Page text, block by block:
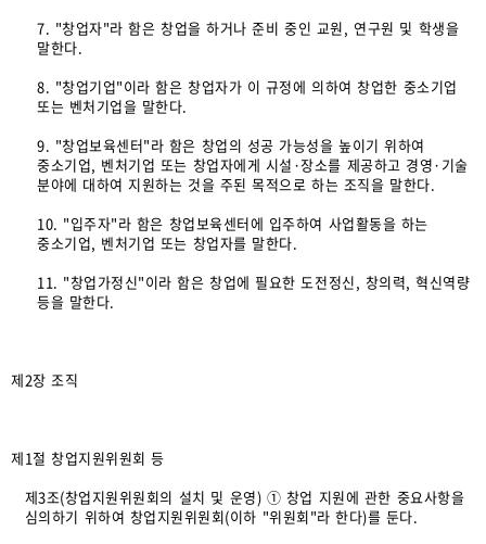
7. "창업자"라 함은 창업을 하거나 준비 중인 교원, 연구원 및 학생을
말한다.
8. "창업기업"이라 함은 창업자가 이 규정에 의하여 창업한 중소기업
또는 벤처기업을 말한다.
9. "창업보육센터"라 함은 창업의 성공 가능성을 높이기 위하여
중소기업, 벤처기업 또는 창업자에게 시설·장소를 제공하고 경영·기술
분야에 대하여 지원하는 것을 주된 목적으로 하는 조직을 말한다.
10. "입주자"라 함은 창업보육센터에 입주하여 사업활동을 하는
중소기업, 벤처기업 또는 창업자를 말한다.
11. "창업가정신"이라 함은 창업에 필요한 도전정신, 창의력, 혁신역량
등을 말한다.
제2장 조직
제1절 창업지원위원회 등
제3조(창업지원위원회의 설치 및 운영) ① 창업 지원에 관한 중요사항을
심의하기 위하여 창업지원위원회(이하 "위원회"라 한다)를 둔다.